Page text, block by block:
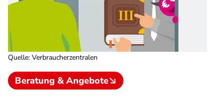
Quelle: Verbraucherzentralen
Beratung & Angebote